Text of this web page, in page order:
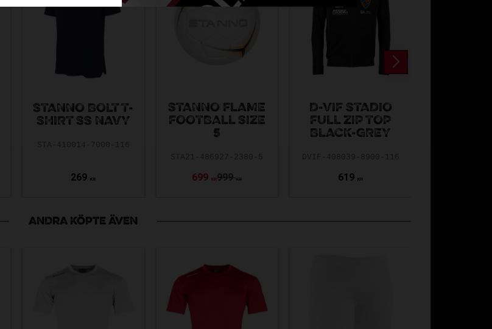
STANNO BOLT T-
SHIRT SS NAVY
269 KR
STANNO FLAME
FOOTBALL SIZE
5
699 KR999 KR
D-VIF STADIO
FULL ZIP TOP
BLACK-GREY
619 KR
ANDRA KÖPTE ÄVEN